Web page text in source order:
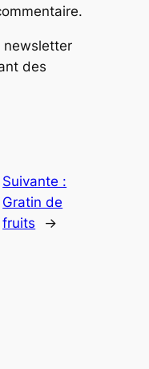
newsletter
des
Suivante :
Gratin de
fruits
→